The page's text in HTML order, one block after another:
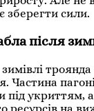
зберегти сили.
після
зимівлі
Частина
під укриттям,